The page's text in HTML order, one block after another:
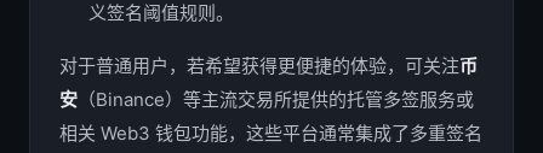
义签名阈值规则。
对于普通用户，若希望获得更便捷的体验，可关注币
安 （Binance）等主流交易所提供的托管多签服务或
相关 Web3 钱包功能，这些平台通常集成了多重签名